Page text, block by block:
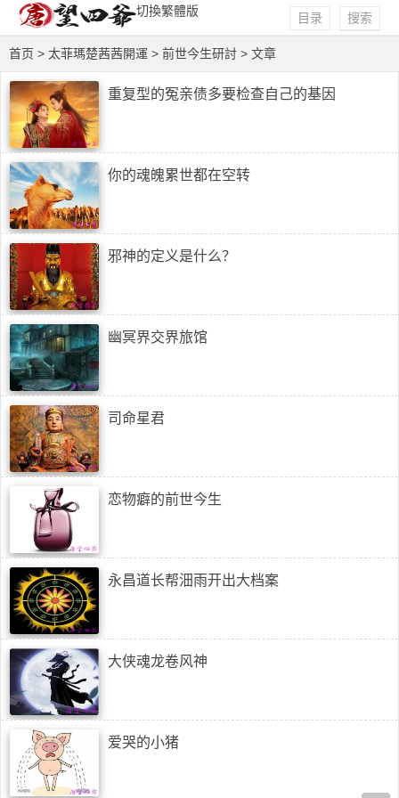
切換繁體版 搜索
目录
首页 > 太菲瑪楚茜茜開運 > 前世今生研討 > 文章
重复型的冤亲债多要检查自己的基因
你的魂魄累世都在空转
邪神的定义是什么？
幽冥界交界旅馆
司命星君
恋物癖的前世今生
永昌道长帮沺雨开出大档案
大侠魂龙卷风神
爱哭的小猪